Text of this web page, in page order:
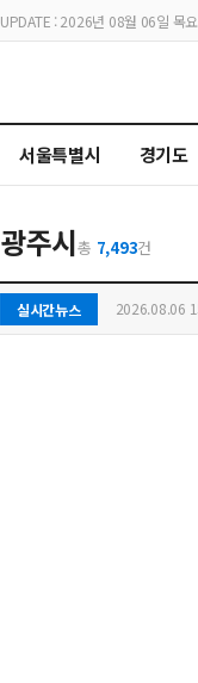
UPDATE : 2026년 08월 06일 목
서울특별시 경기도
광주시총 7,493건
실시간뉴스 2026.08.06